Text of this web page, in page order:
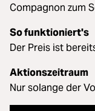
Compagnon zum
So funktioniert's
Der Preis ist
Aktionszeitraum
Nur solange der